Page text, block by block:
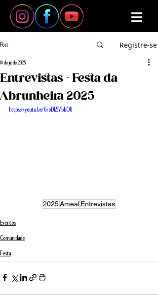
Post Registre-se
Entrevistas - Festa da
Abrunheira 2025
14 de jul. de 2025
https://youtu.be/6roDk5VbbOU
2025AmealEntrevistas
Eventos
Comunidade
Festa